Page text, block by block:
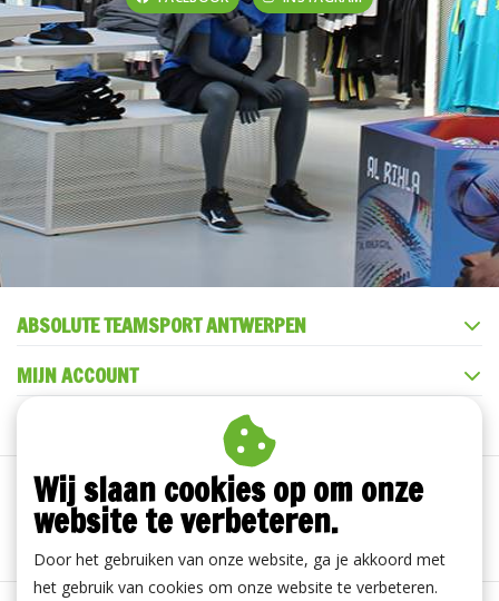
ABSOLUTE TEAMSPORT ANTWERPEN
MIJN ACCOUNT
Wij slaan cookies op om onze
website te verbeteren.
Door het gebruiken van onze website, ga je akkoord met
het gebruik van cookies om onze website te verbeteren.